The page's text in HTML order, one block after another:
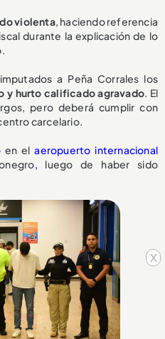
x
violenta, haciendo referencia
durante la explicación de lo
a Peña Corrales los
y hurto calificado agravado. El
pero deberá cumplir con
carcelario.
en elaeropuerto internacional
, luego de haber sido